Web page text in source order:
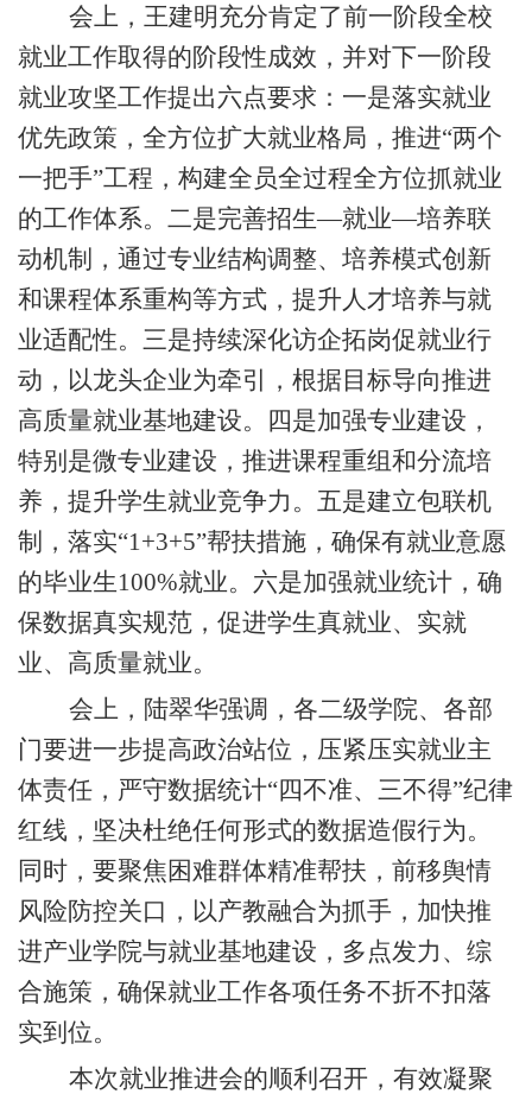
会上，王建明充分肯定了前一阶段全校
就业工作取得的阶段性成效，并对下一阶段
就业攻坚工作提出六点要求：一是落实就业
优先政策，全方位扩大就业格局，推进“两个
一把手”工程，构建全员全过程全方位抓就业
的工作体系。二是完善招生—就业—培养联
动机制，通过专业结构调整、培养模式创新
和课程体系重构等方式 ，提升人才培养与就
业适配性。三是持续深化访企拓岗促就业行
动，以龙头企业为牵引，根据目标导向推进
高质量就业基地建设。四是加强专业建设，
特别是微专业建设，推进课程重组和分流培
养，提升学生就业竞争力。五是建立包联机
制，落实“1+3+5”帮扶措施，确保有就业意愿
的毕业生100%就业。六是加强就业统计，确
保数据真实规范，促进学生真就业、实就
业、高质量就业。
会上， 陆翠华强调，各二级学院、各部
门要进一步提高政治站位，压紧压实就业主
体责任，严守数据统计“四不准、三不得”纪律
红线，坚决杜绝任何形式的数据造假行为。
同时，要聚焦困难群体精准帮扶，前移舆情
风险防控关口，以产教融合为抓手，加快推
进产业学院与就业基地建设，多点发力、综
合施策，确保就业工作各项任务不折不扣落
实到位。
本次就业推进会的顺利召开，有效凝聚